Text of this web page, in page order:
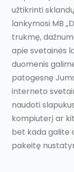
užtikrinti
lankymosi MB
trukmę,
apie svetainės
duomenis
patogesnę
interneto
naudoti
kompiuterį ar
bet kada galite
pakeitę